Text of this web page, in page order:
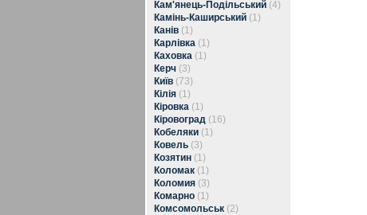
Кам'янець-Подільський (4)
Камінь-Каширський (1)
Канів (1)
Карлівка (1)
Каховка (1)
Керч (3)
Київ (73)
Кілія (1)
Кіровка (1)
Кіровоград (16)
Кобеляки (1)
Ковель (3)
Козятин (1)
Коломак (1)
Коломия (3)
Комарно (1)
Комсомольськ (2)